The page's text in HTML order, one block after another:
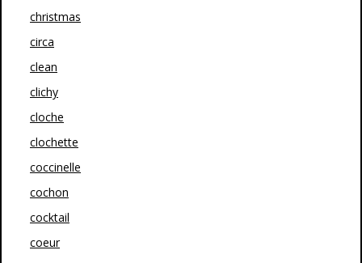
christmas
circa
clean
clichy
cloche
clochette
coccinelle
cochon
cocktail
coeur